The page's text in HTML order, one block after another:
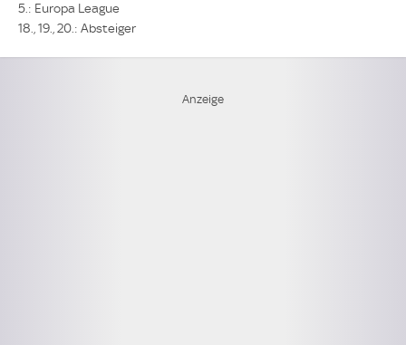
5.: Europa League
18., 19., 20.: Absteiger